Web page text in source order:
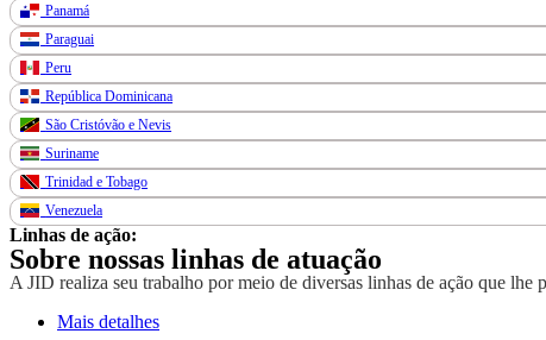
Panamá
Paraguai
Peru
República Dominicana
São Cristóvão e Nevis
Suriname
Trinidad e Tobago
Venezuela
Linhas de ação:
Sobre nossas linhas de atuação
A JID realiza seu trabalho por meio de diversas linhas de ação que lhe
Mais detalhes